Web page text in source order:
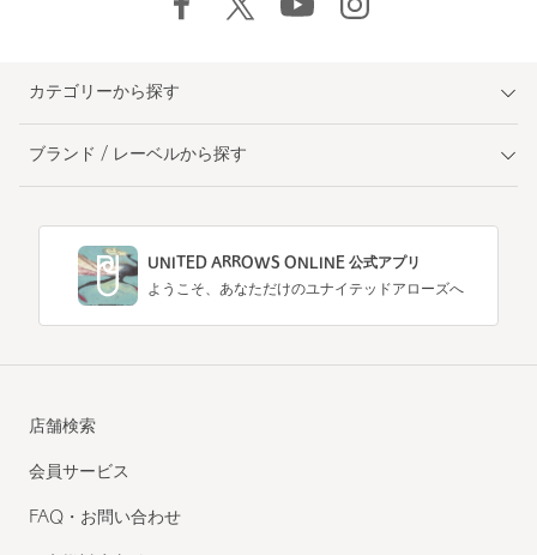
カテゴリーから探す
ブランド / レーベルから探す
UNITED ARROWS ONLINE 公式アプリ
ようこそ、あなただけのユナイテッドアローズへ
店舗検索
会員サービス
FAQ・お問い合わせ